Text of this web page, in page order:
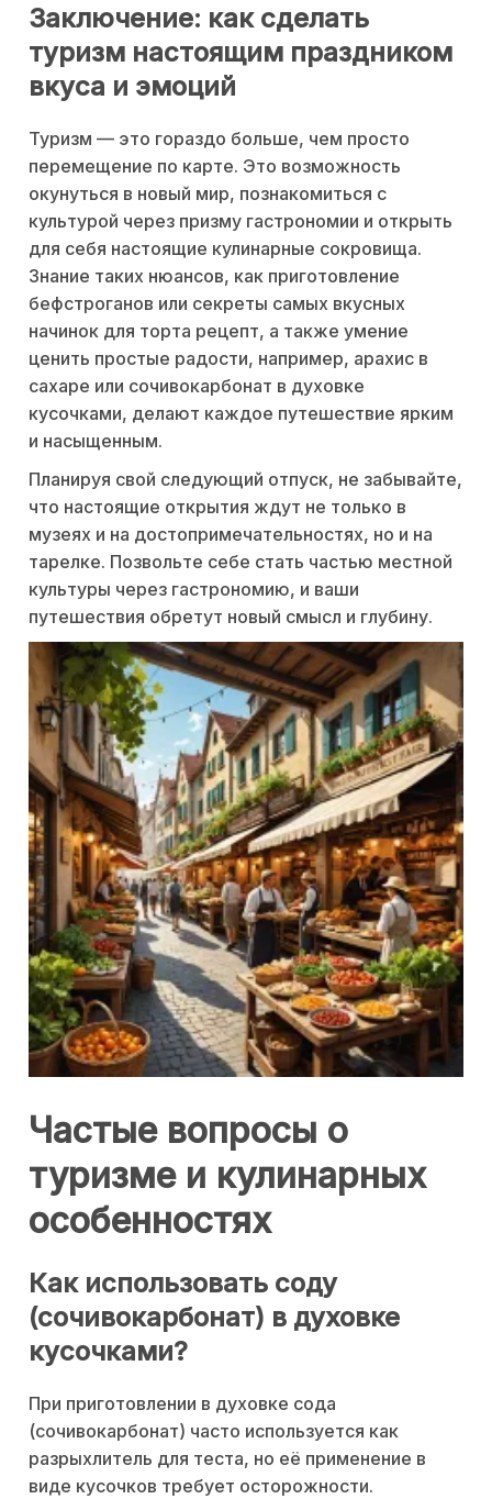
Заключение: как сделать
туризм настоящим праздником
вкуса и эмоций
Туризм — это гораздо больше, чем просто
перемещение по карте. Это возможность
окунуться в новый мир, познакомиться с
культурой через призму гастрономии и открыть
для себя настоящие кулинарные сокровища.
Знание таких нюансов, как приготовление
бефстроганов или секреты самых вкусных
начинок для торта рецепт, а также умение
ценить простые радости, например, арахис в
сахаре или сочивокарбонат в духовке
кусочками, делают каждое путешествие ярким
и насыщенным.
Планируя свой следующий отпуск, не забывайте,
что настоящие открытия ждут не только в
музеях и на достопримечательностях, но и на
тарелке. Позвольте себе стать частью местной
культуры через гастрономию, и ваши
путешествия обретут новый смысл и глубину.
Частые вопросы о
туризме и кулинарных
особенностях
Как использовать соду
(сочивокарбонат) в духовке
кусочками?
При приготовлении в духовке сода
(сочивокарбонат) часто используется как
разрыхлитель для теста, но её применение в
виде кусочков требует осторожности.